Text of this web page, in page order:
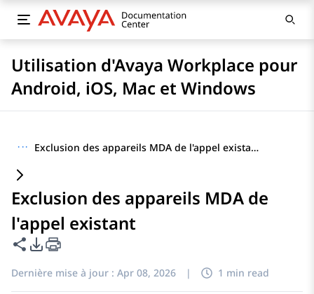
Utilisation d'Avaya Workplace pour
Android, iOS, Mac et Windows
··· Exclusion des appareils MDA de l'appel existant
Exclusion des appareils MDA de
l'appel existant
Partager cette page
Options d'exportation PDF
Dernière mise à jour : Apr 08, 2026 | 1 min read